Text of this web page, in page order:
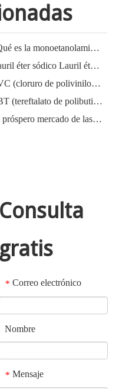
¿Qué es la monoetanolamina (MEA)?
Lauril éter sódico Lauril éter sulfato sódico (sles70%/aes 70%) Nº CAS: 68585-34-2sles70%/aes 70%) Nº CAS: 68585-34-2
PVC (cloruro de polivinilo) CAS NO.:9002-86-2
PBT (tereftalato de polibutileno) CAS NO.26062-94-2
El próspero mercado de las exportaciones de hidróxido de potasio, hidróxido de sodio y peróxido de hidrógeno de China: una revisión del año pasado
Consulta
gratis
* Correo electrónico
Nombre
* Mensaje